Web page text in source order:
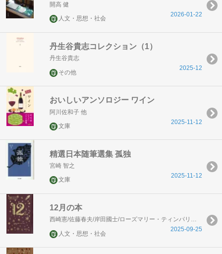
開高 健
人文・思想・社会
2026-01-22
丹生谷貴志コレクション（1）
丹生谷貴志
その他
2025-12
おいしいアンソロジー ワイン
阿川佐和子 他
文庫
2025-11-12
精選日本随筆選集 孤独
宮崎 智之
文庫
2025-11-12
12月の本
西崎憲/佐藤春夫/岸田國士/ローズマリー・ティンパリー/日影丈吉/武田麟太郎
人文・思想・社会
2025-09-25